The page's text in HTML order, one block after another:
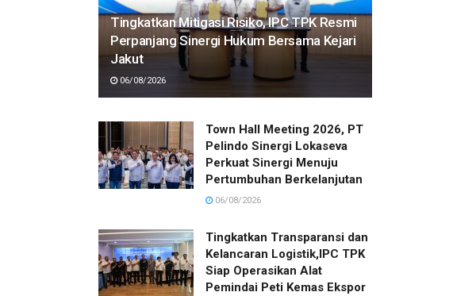
Tingkatkan Mitigasi Risiko, IPC TPK Resmi
Perpanjang Sinergi Hukum Bersama Kejari
Jakut
06/08/2026
Town Hall Meeting 2026, PT
Pelindo Sinergi Lokaseva
Perkuat Sinergi Menuju
Pertumbuhan Berkelanjutan
06/08/2026
Tingkatkan Transparansi dan
Kelancaran Logistik,IPC TPK
Siap Operasikan Alat
Pemindai Peti Kemas Ekspor